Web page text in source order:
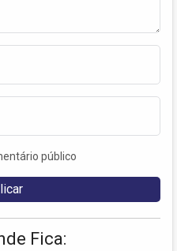
público
Fica: